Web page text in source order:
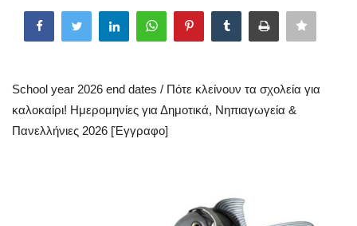
Mykonos
Mykonos Ticker TV
Sport
School year 2026 end dates / Πότε κλείνουν τα σχολεία για
καλοκαίρι! Ημερομηνίες για Δημοτικά, Νηπιαγωγεία &
Πανελλήνιες 2026 [Έγγραφο]